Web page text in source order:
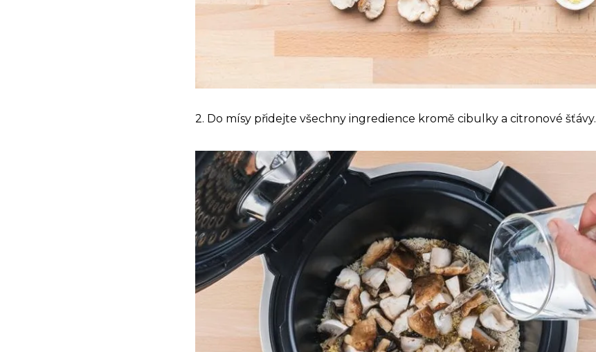
2. Do mísy přidejte všechny ingredience kromě cibulky a citronové šťávy.